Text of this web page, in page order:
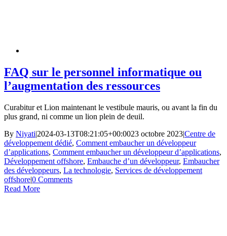
FAQ sur le personnel informatique ou
l’augmentation des ressources
Curabitur et Lion maintenant le vestibule mauris, ou avant la fin du
plus grand, ni comme un lion plein de deuil.
By Niyati|2024-03-13T08:21:05+00:0023 octobre 2023|Centre de
développement dédié, Comment embaucher un développeur
d’applications, Comment embaucher un développeur d’applications,
Développement offshore, Embauche d’un développeur, Embaucher
des développeurs, La technologie, Services de développement
offshore|0 Comments
Read More